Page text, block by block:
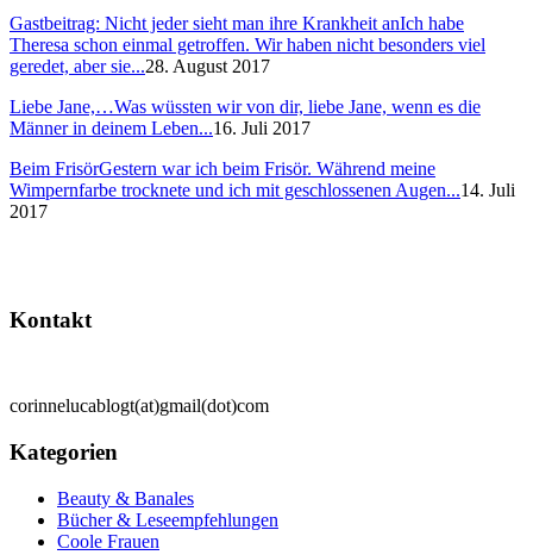
Gastbeitrag: Nicht jeder sieht man ihre Krankheit anIch habe
Theresa schon einmal getroffen. Wir haben nicht besonders viel
geredet, aber sie...28. August 2017
Liebe Jane,…Was wüssten wir von dir, liebe Jane, wenn es die
Männer in deinem Leben...16. Juli 2017
Beim FrisörGestern war ich beim Frisör. Während meine
Wimpernfarbe trocknete und ich mit geschlossenen Augen...14. Juli
2017
Kontakt
corinnelucablogt(at)gmail(dot)com
Kategorien
Beauty & Banales
Bücher & Leseempfehlungen
Coole Frauen